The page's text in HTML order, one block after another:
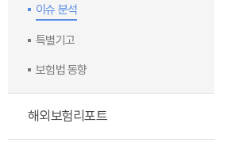
이슈 분석
특별기고
보험법 동향
해외보험리포트